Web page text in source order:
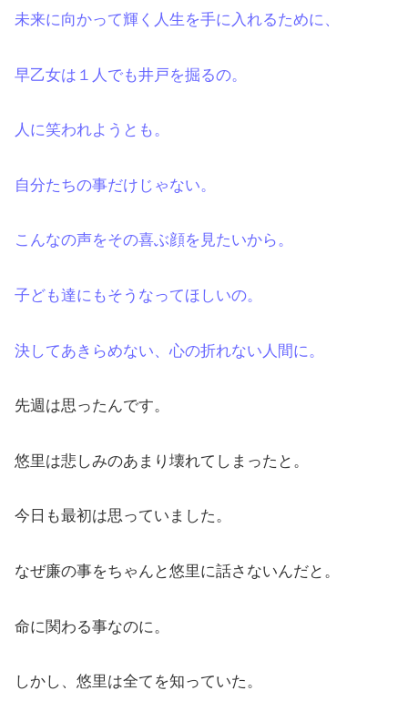
未来に向かって輝く人生を手に入れるために、
早乙女は１人でも井戸を掘るの。
人に笑われようとも。
自分たちの事だけじゃない。
こんなの声をその喜ぶ顔を見たいから。
子ども達にもそうなってほしいの。
決してあきらめない、心の折れない人間に。
先週は思ったんです。
悠里は悲しみのあまり壊れてしまったと。
今日も最初は思っていました。
なぜ廉の事をちゃんと悠里に話さないんだと。
命に関わる事なのに。
しかし、悠里は全てを知っていた。